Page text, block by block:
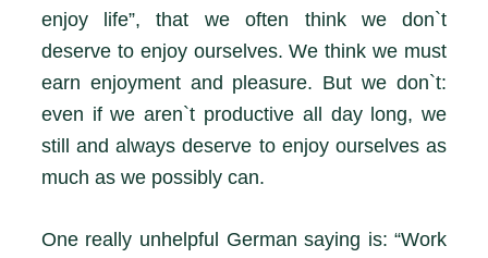
enjoy life”, that we often think we don`t
deserve to enjoy ourselves. We think we must
earn enjoyment and pleasure. But we don`t:
even if we aren`t productive all day long, we
still and always deserve to enjoy ourselves as
much as we possibly can.
One really unhelpful German saying is: “Work